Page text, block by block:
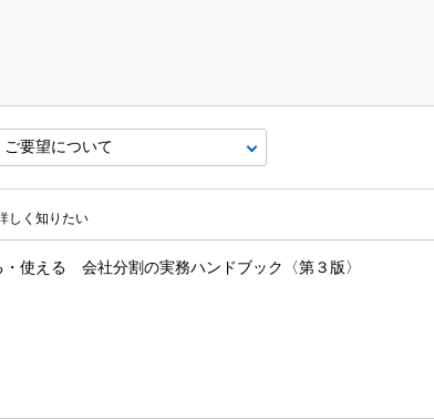
しく知りたい